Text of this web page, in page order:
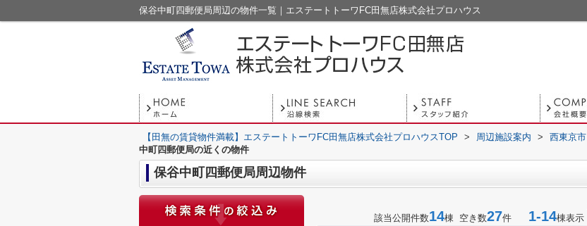
保谷中町四郵便局周辺の物件一覧｜エステートトーワFC田無店株式会社プロハウス
【田無の賃貸物件満載】エステートトーワFC田無店株式会社プロハウスTOP > 周辺施設案内 > 西東京市
中町四郵便局の近くの物件
保谷中町四郵便局周辺物件
該当公開件数14棟 空き数27件 1-14棟表示